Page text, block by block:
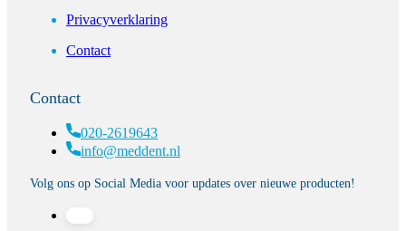
Privacyverklaring
Contact
Contact
020-2619643
info@meddent.nl
Volg ons op Social Media voor updates over nieuwe producten!